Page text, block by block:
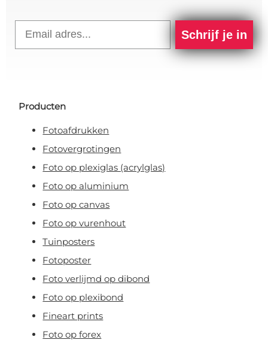
Schrijf je in
Producten
Fotoafdrukken
Fotovergrotingen
Foto op plexiglas (acrylglas)
Foto op aluminium
Foto op canvas
Foto op vurenhout
Tuinposters
Fotoposter
Foto verlijmd op dibond
Foto op plexibond
Fineart prints
Foto op forex